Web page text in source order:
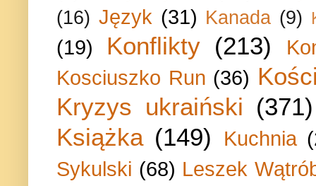
(16) Język (31) Kanada (9)
(19) Konflikty (213)
Kosciuszko Run (36)
Kryzys ukraiński (371)
Książka (149) Kuchnia
Sykulski (68) Leszek